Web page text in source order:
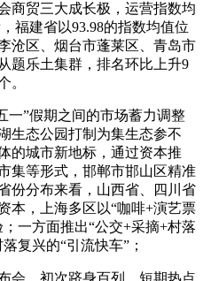
商贸三大成长极，运营指数均
福建省以93.98的指数均值位
沧区、烟台市蓬莱区、青岛市
题乐土集群，排名环比上升9
。
”假期之间的市场蓄力调整
生态公园打制为集生态参不
的城市新地标，通过资本推
集等形式，邯郸市邯山区精准
份分布来看，山西省、四川省
本，上海多区以“咖啡+演艺票
一方面推出“公交+采摘+村落
复兴的“引流快车”；